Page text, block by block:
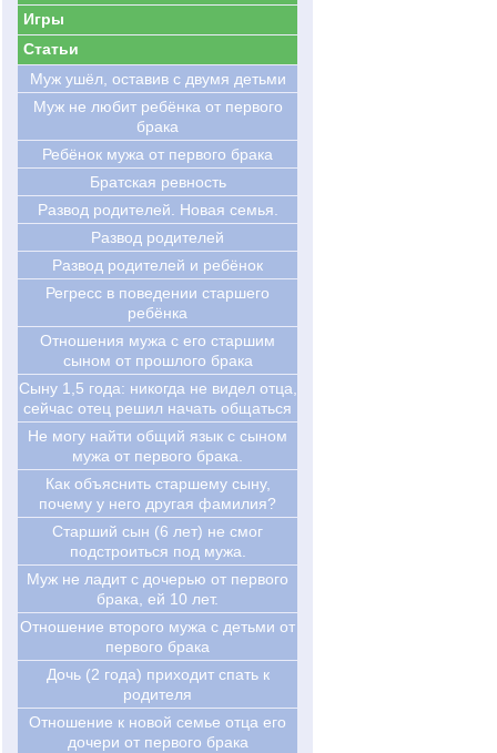
Игры
Статьи
Муж ушёл, оставив с двумя детьми
Муж не любит ребёнка от первого
брака
Ребёнок мужа от первого брака
Братская ревность
Развод родителей. Новая семья.
Развод родителей
Развод родителей и ребёнок
Регресс в поведении старшего
ребёнка
Отношения мужа с его старшим
сыном от прошлого брака
Cыну 1,5 года: никогда не видел отца,
сейчас отец решил начать общаться
Не могу найти общий язык с сыном
мужа от первого брака.
Как объяснить старшему сыну,
почему у него другая фамилия?
Старший сын (6 лет) не смог
подстроиться под мужа.
Муж не ладит с дочерью от первого
брака, ей 10 лет.
Отношение второго мужа с детьми от
первого брака
Дочь (2 года) приходит спать к
родителя
Отношение к новой семье отца его
дочери от первого брака